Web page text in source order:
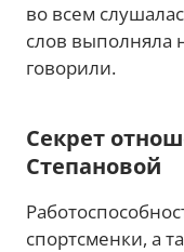
во всем
слов выполняла
говорили.
Секрет
Степановой
спортсменки, а